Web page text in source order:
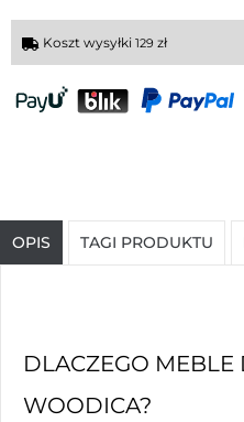
Koszt wysyłki 129 zł
OPIS TAGI PRODUKTU
DLACZEGO MEBLE
WOODICA?